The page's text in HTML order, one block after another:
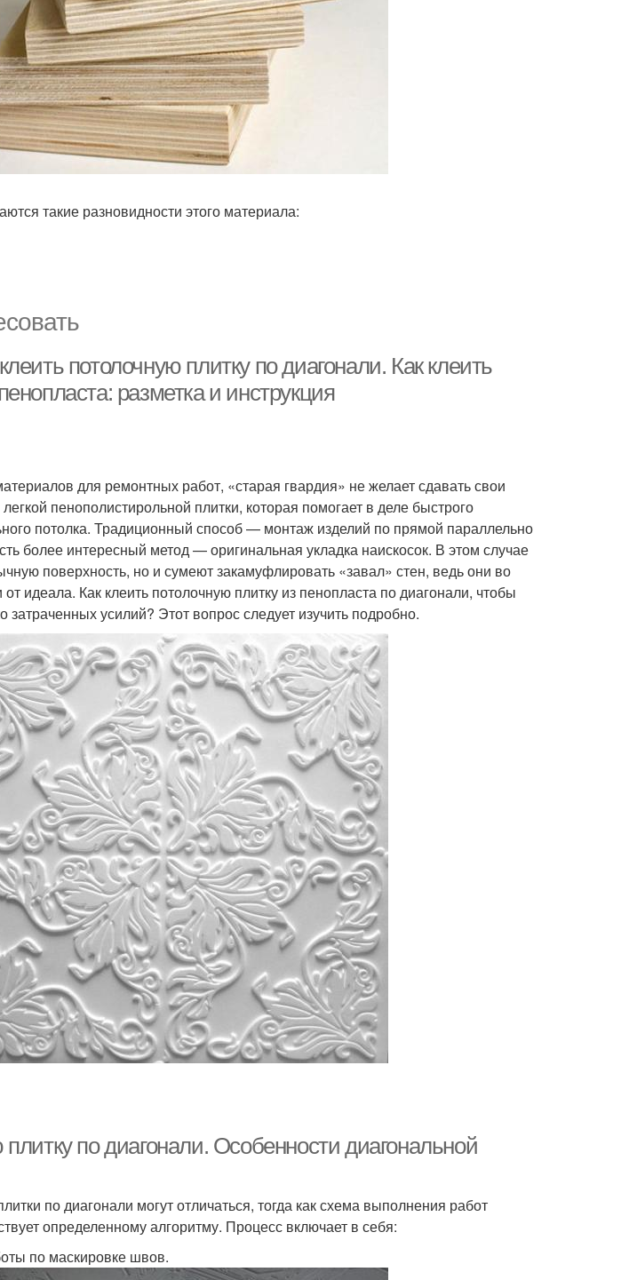
такие разновидности этого материала:
потолочную плитку по диагонали. Как клеить
разметка и инструкция
для ремонтных работ, «старая гвардия» не желает сдавать свои
пенополистирольной плитки, которая помогает в деле быстрого
потолка. Традиционный способ — монтаж изделий по прямой параллельно
более интересный метод — оригинальная укладка наискосок. В этом случае
поверхность, но и сумеют закамуфлировать «завал» стен, ведь они во
идеала. Как клеить потолочную плитку из пенопласта по диагонали, чтобы
затраченных усилий? Этот вопрос следует изучить подробно.
плитку по диагонали. Особенности диагональной
по диагонали могут отличаться, тогда как схема выполнения работ
определенному алгоритму. Процесс включает в себя:
по маскировке швов.